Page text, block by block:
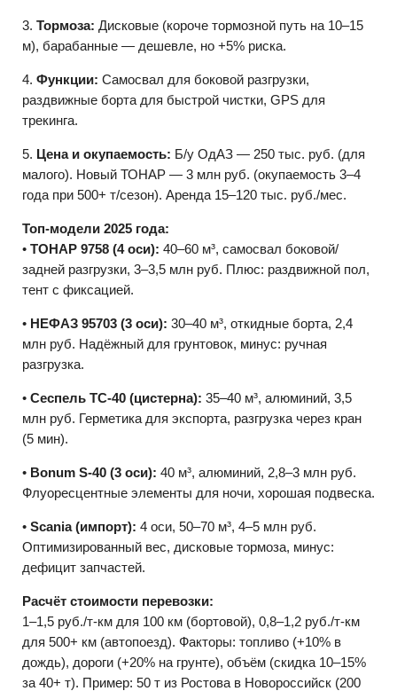
3. Тормоза: Дисковые (короче тормозной путь на 10–15
м), барабанные — дешевле, но +5% риска.
4. Функции: Самосвал для боковой разгрузки,
раздвижные борта для быстрой чистки, GPS для
трекинга.
5. Цена и окупаемость: Б/у ОдАЗ — 250 тыс. руб. (для
малого). Новый ТОНАР — 3 млн руб. (окупаемость 3–4
года при 500+ т/сезон). Аренда 15–120 тыс. руб./мес.
Топ-модели 2025 года:
• ТОНАР 9758 (4 оси): 40–60 м³, самосвал боковой/
задней разгрузки, 3–3,5 млн руб. Плюс: раздвижной пол,
тент с фиксацией.
• НЕФАЗ 95703 (3 оси): 30–40 м³, откидные борта, 2,4
млн руб. Надёжный для грунтовок, минус: ручная
разгрузка.
• Сеспель ТС-40 (цистерна): 35–40 м³, алюминий, 3,5
млн руб. Герметика для экспорта, разгрузка через кран
(5 мин).
• Bonum S-40 (3 оси): 40 м³, алюминий, 2,8–3 млн руб.
Флуоресцентные элементы для ночи, хорошая подвеска.
• Scania (импорт): 4 оси, 50–70 м³, 4–5 млн руб.
Оптимизированный вес, дисковые тормоза, минус:
дефицит запчастей.
Расчёт стоимости перевозки:
1–1,5 руб./т-км для 100 км (бортовой), 0,8–1,2 руб./т-км
для 500+ км (автопоезд). Факторы: топливо (+10% в
дождь), дороги (+20% на грунте), объём (скидка 10–15%
за 40+ т). Пример: 50 т из Ростова в Новороссийск (200